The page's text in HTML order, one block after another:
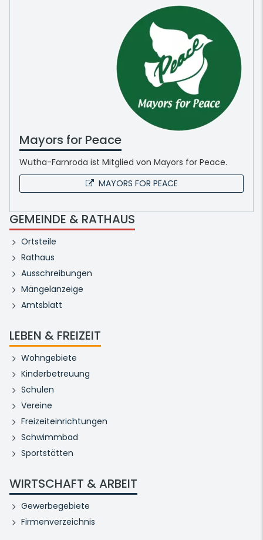
Mayors for Peace
Wutha-Farnroda ist Mitglied von Mayors for Peace.
MAYORS FOR PEACE
GEMEINDE & RATHAUS
Ortsteile
Rathaus
Ausschreibungen
Mängelanzeige
Amtsblatt
LEBEN & FREIZEIT
Wohngebiete
Kinderbetreuung
Schulen
Vereine
Freizeiteinrichtungen
Schwimmbad
Sportstätten
WIRTSCHAFT & ARBEIT
Gewerbegebiete
Firmenverzeichnis